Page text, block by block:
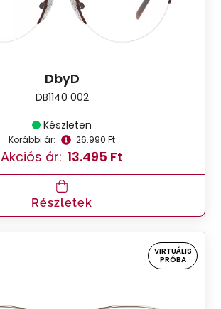
DbyD
DB1140 002
Készleten
Korábbi ár: 26.990 Ft
Akciós ár: 13.495 Ft
Részletek
VIRTUÁLIS
PRÓBA